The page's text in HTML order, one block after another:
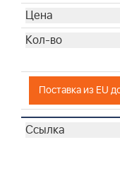
Поставка из EU